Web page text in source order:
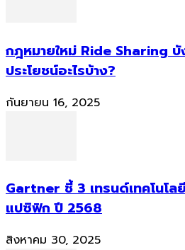
กฎหมายใหม่ Ride Sharing บั
ประโยชน์อะไรบ้าง?
กันยายน 16, 2025
Gartner ชี้ 3 เทรนด์เทคโนโล
แปซิฟิก ปี 2568
สิงหาคม 30, 2025